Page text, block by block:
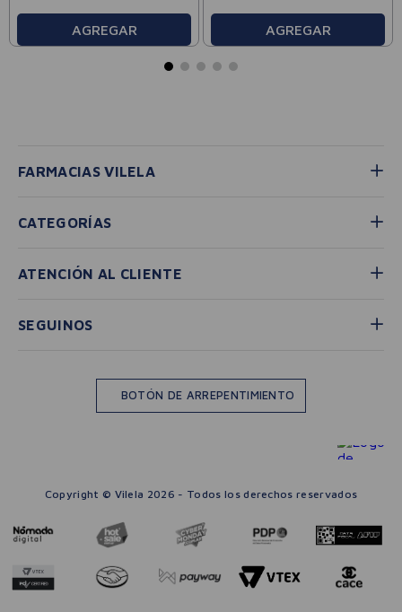
＋
AGREGAR AGREGAR
FARMACIAS VILELA
CATEGORÍAS
ATENCIÓN AL CLIENTE
SEGUINOS
BOTÓN DE ARREPENTIMIENTO
Copyright © Vilela 2026 - Todos los derechos reservados